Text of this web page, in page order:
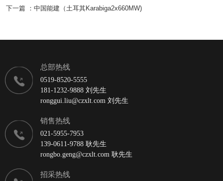
下一篇 ： 中国能建（土耳其Karabiga2x660MW)
总部热线
0519-8520-5555
181-1232-9888 刘先生
ronggui.liu@czxlt.com 刘先生
销售热线
021-5955-7953
139-0611-9788 耿先生
rongbo.geng@czxlt.com 耿先生
招采热线